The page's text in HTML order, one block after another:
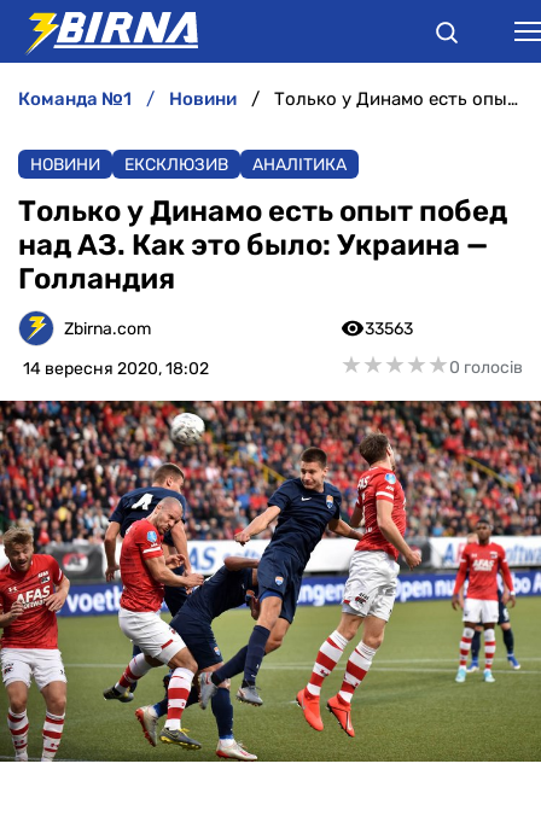
АНАЛІТИКА
ІНТЕРВ'Ю
РІЗНЕ
БУКМЕКЕРИ
команда №1 новини Только у Динамо есть опыт побед над АЗ. Как это было: Украина — Голландия
НОВИНИ ЕКСКЛЮЗИВ АНАЛІТИКА
Только у Динамо есть опыт побед
над АЗ. Как это было: Украина —
Голландия
Zbirna.com
14 вересня 2020, 18:02
33563
★★★★★
★★★★★0 голосів